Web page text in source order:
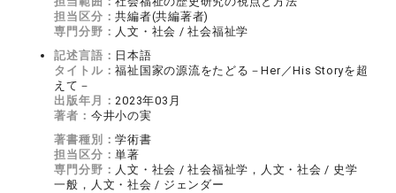
担当区分：共編者(共編著者)
専門分野： 人文・社会 / 社会福祉学
記述言語： 日本語
タイトル：福祉国家の源流をたどる－Her／His Storyを超
えて－
出版年月：2023年03月
著者： 今井小の実
著書種別：学術書
担当区分：単著
専門分野： 人文・社会 / 社会福祉学，人文・社会 / 史学
一般，人文・社会 / ジェンダー